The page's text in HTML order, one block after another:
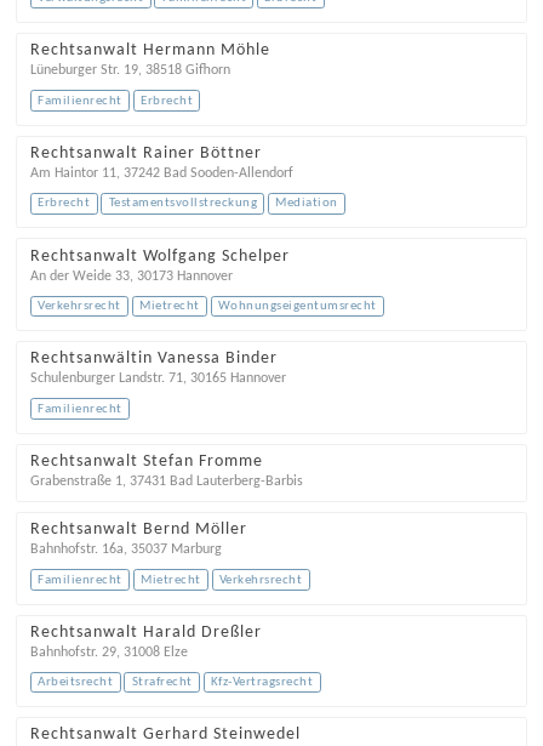
Rechtsanwalt Hermann Möhle
Lüneburger Str. 19, 38518 Gifhorn
Familienrecht Erbrecht
Rechtsanwalt Rainer Böttner
Am Haintor 11, 37242 Bad Sooden-Allendorf
Erbrecht Testamentsvollstreckung Mediation
Rechtsanwalt Wolfgang Schelper
An der Weide 33, 30173 Hannover
Verkehrsrecht Mietrecht Wohnungseigentumsrecht
Rechtsanwältin Vanessa Binder
Schulenburger Landstr. 71, 30165 Hannover
Familienrecht
Rechtsanwalt Stefan Fromme
Grabenstraße 1, 37431 Bad Lauterberg-Barbis
Rechtsanwalt Bernd Möller
Bahnhofstr. 16a, 35037 Marburg
Familienrecht Mietrecht Verkehrsrecht
Rechtsanwalt Harald Dreßler
Bahnhofstr. 29, 31008 Elze
Arbeitsrecht Strafrecht Kfz-Vertragsrecht
Rechtsanwalt Gerhard Steinwedel